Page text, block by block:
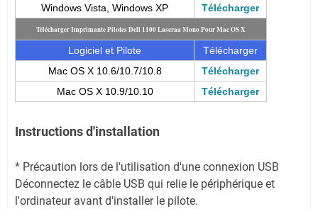
Windows Vista, Windows XP
Télécharger
Télécharger Imprimante Pilotes Dell 1100 Laseraa Mono Pour Mac OS X
Logiciel et Pilote
Télécharger
Mac OS X 10.6/10.7/10.8
Télécharger
Mac OS X 10.9/10.10
Télécharger
Instructions d'installation
* Précaution lors de l'utilisation d'une connexion USB
Déconnectez le câble USB qui relie le périphérique et
l'ordinateur avant d'installer le pilote.